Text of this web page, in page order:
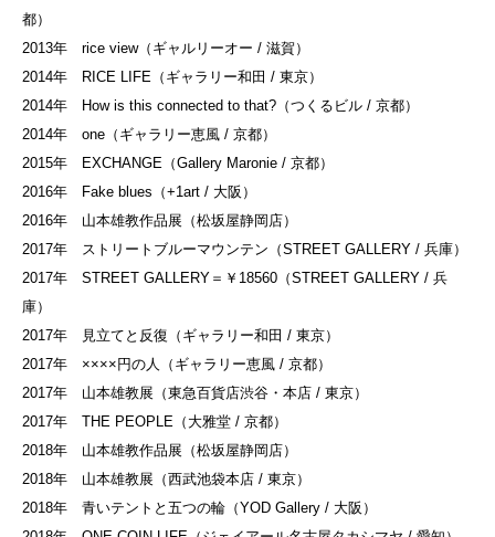
都）
2013年 rice view（ギャルリーオー / 滋賀）
2014年 RICE LIFE（ギャラリー和田 / 東京）
2014年 How is this connected to that?（つくるビル / 京都）
2014年 one（ギャラリー恵風 / 京都）
2015年 EXCHANGE（Gallery Maronie / 京都）
2016年 Fake blues（+1art / 大阪）
2016年 山本雄教作品展（松坂屋静岡店）
2017年 ストリートブルーマウンテン（STREET GALLERY / 兵庫）
2017年 STREET GALLERY＝￥18560（STREET GALLERY / 兵
庫）
2017年 見立てと反復（ギャラリー和田 / 東京）
2017年 ××××円の人（ギャラリー恵風 / 京都）
2017年 山本雄教展（東急百貨店渋谷・本店 / 東京）
2017年 THE PEOPLE（大雅堂 / 京都）
2018年 山本雄教作品展（松坂屋静岡店）
2018年 山本雄教展（西武池袋本店 / 東京）
2018年 青いテントと五つの輪（YOD Gallery / 大阪）